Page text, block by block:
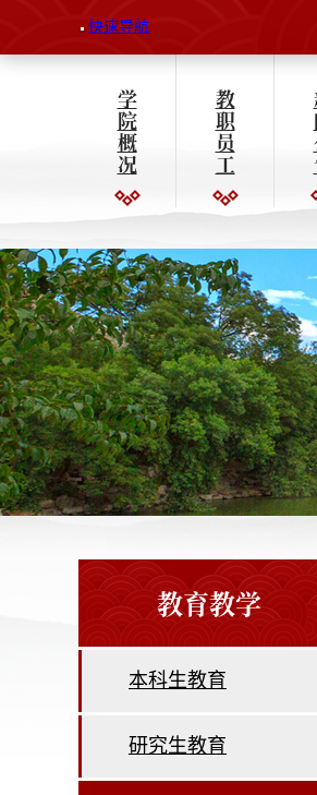
快速导航
学
院
概
况
教
职
员
工
教育教学
本科生教育
研究生教育